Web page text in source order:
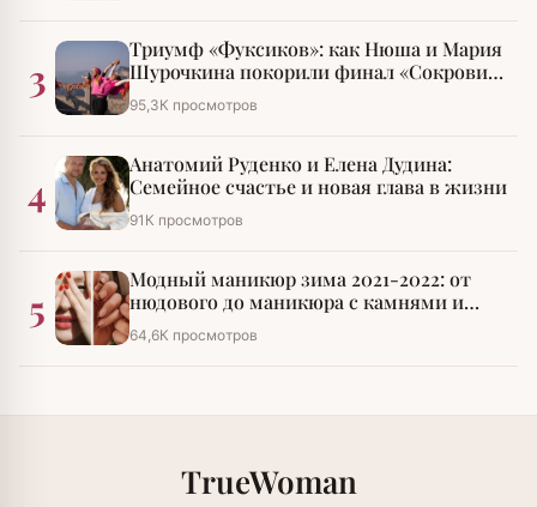
3
Триумф «Фуксиков»: как Нюша и Мария
Шурочкина покорили финал «Сокровищ
императора»
95,3К просмотров
4
Анатомий Руденко и Елена Дудина:
Семейное счастье и новая глава в жизни
91К просмотров
5
Модный маникюр зима 2021-2022: от
нюдового до маникюра с камнями и
стразами
64,6К просмотров
TrueWoman